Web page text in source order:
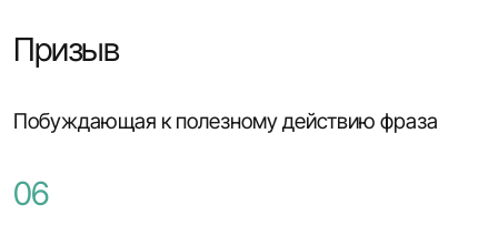
Призыв
Побуждающая к полезному действию фраза
06